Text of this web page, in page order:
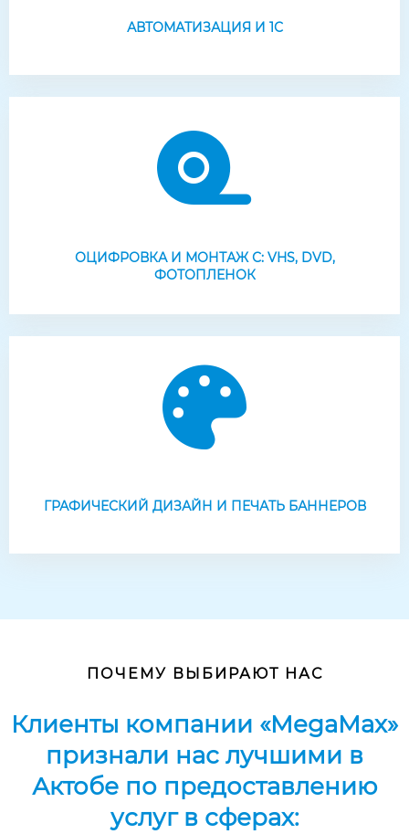
АВТОМАТИЗАЦИЯ И 1С
ОЦИФРОВКА И МОНТАЖ С: VHS, DVD,
ФОТОПЛЕНОК
ГРАФИЧЕСКИЙ ДИЗАЙН И ПЕЧАТЬ БАННЕРОВ
ПОЧЕМУ ВЫБИРАЮТ НАС
Клиенты компании «MegaMax»
признали нас лучшими в
Актобе по предоставлению
услуг в сферах: